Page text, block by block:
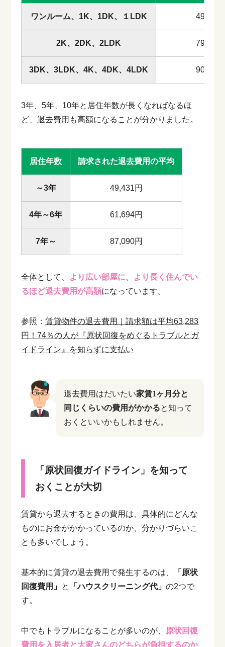
ワンルーム、1K、1DK、１LDK 49,980
2K、2DK、2LDK 79,924
3DK、3LDK、4K、4DK、4LDK 90,139
3年、5年、10年と居住年数が長くなればなるほ
ど、退去費用も高額になることが分かりました。
居住年数 請求された退去費用の平均
～3年 49,431円
4年～6年 61,694円
7年～ 87,090円
全体として、 より広い部屋に
より長く住んでい
るほど退去費用が高額になっています。
参照：賃貸物件の退去費用｜請求額は平均63,283
円！74％の人が『原状回復をめぐるトラブルとガ
イドライン』を知らずに支払い
退去費用はだいたい家賃1ヶ月分と
同じくらいの費用がかかると知って
おくといいかもしれません。
「原状回復ガイドライン」を知って
おくことが大切
賃貸から退去するときの費用は、具体的にどんな
ものにお金がかかっているのか、分かりづらいこ
とも多いでしょう。
基本的に賃貸の退去費用で発生するのは、
「原状
回復費用」 と 「ハウスクリーニング代」の2つで
す。
中でもトラブルになることが多いのが、 原状回復
費用を入居者と大家さんのどちらが負担するのか